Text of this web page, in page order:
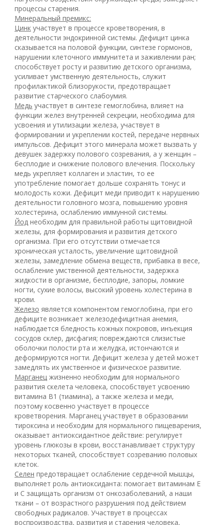
процессы старения.
Минеральный премикс:
Цинк участвует в процессе кроветворения, в
деятельности эндокринной системы. Дефицит цинка
сказывается на половой функции, синтезе гормонов,
нарушении клеточного иммунитета и заживлении ран;
способствует росту и развитию детского организма,
усиливает умственную деятельность, служит
профилактикой близорукости, предотвращает
развитие старческого слабоумия.
Медь участвует в синтезе гемоглобина, влияет на
функции желез внутренней секреции, необходима для
усвоения и утилизации железа, участвует в
формировании и укреплении костей, передаче нервных
импульсов. Дефицит этого минерала может вызвать у
девушек задержку полового созревания, а у женщин –
бесплодие и снижение полового влечения. Поскольку
медь укрепляет коллаген и эластин, то ее
употребление помогает дольше сохранять тонус и
молодость кожи. Дефицит меди приводит к нарушению
деятельности головного мозга, повышению уровня
холестерина, ослаблению иммунной системы.
Йод необходим для правильной работы щитовидной
железы, для формирования и развития детского
организма. При его отсутствии отмечается
хроническая усталость, увеличение щитовидной
железы, замедление обмена веществ, прибавка в весе,
ослабление умственной деятельности, задержка
жидкости в организме, бесплодие, запоры, ломкие
ногти, сухие волосы, высокий уровень холестерина в
крови.
Железо является компонентом гемоглобина, при его
дефиците возникает железодефицитная анемия,
наблюдается бледность кожных покровов, инъекция
сосудов склер, дисфагия; повреждаются слизистые
оболочки полости рта и желудка, истончаются и
деформируются ногти. Дефицит железа у детей может
замедлять их умственное и физическое развитие.
Марганец жизненно необходим для нормального
развития скелета человека, способствует усвоению
витамина В1 (тиамина), а также железа и меди,
поэтому косвенно участвует в процессе
кроветворения. Марганец участвует в образовании
тироксина и необходим для нормального пищеварения,
оказывает антиоксидантное действие: регулирует
уровень глюкозы в крови, восстанавливает структуру
некоторых тканей, способствует созреванию половых
клеток.
Селен предотвращает ослабление сердечной мышцы,
выполняет роль антиоксиданта: помогает витаминам Е
и С защищать организм от онкозаболеваний, а наши
ткани – от возрастного разрушения под действием
свободных радикалов. Участвует в процессах
воспроизводства, развития и старения человека,